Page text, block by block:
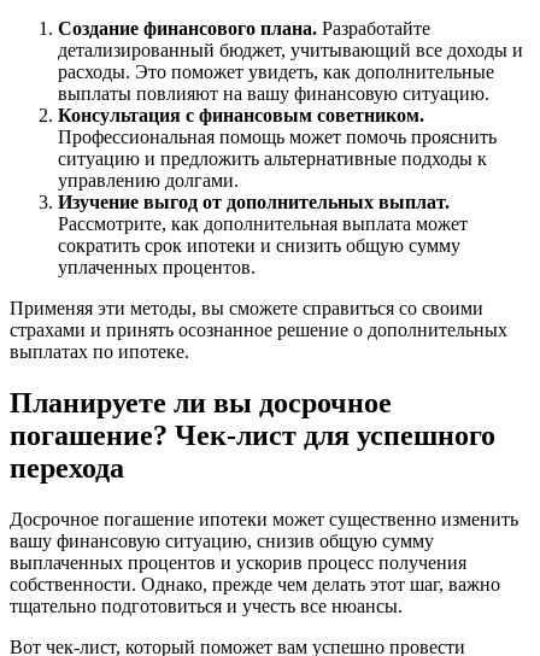
Создание финансового плана. Разработайте
детализированный бюджет, учитывающий все доходы и
расходы. Это поможет увидеть, как дополнительные
выплаты повлияют на вашу финансовую ситуацию.
Консультация с финансовым советником.
Профессиональная помощь может помочь прояснить
ситуацию и предложить альтернативные подходы к
управлению долгами.
Изучение выгод от дополнительных выплат.
Рассмотрите, как дополнительная выплата может
сократить срок ипотеки и снизить общую сумму
уплаченных процентов.
Применяя эти методы, вы сможете справиться со своими
страхами и принять осознанное решение о дополнительных
выплатах по ипотеке.
Планируете ли вы досрочное
погашение? Чек-лист для успешного
перехода
Досрочное погашение ипотеки может существенно изменить
вашу финансовую ситуацию, снизив общую сумму
выплаченных процентов и ускорив процесс получения
собственности. Однако, прежде чем делать этот шаг, важно
тщательно подготовиться и учесть все нюансы.
Вот чек-лист, который поможет вам успешно провести